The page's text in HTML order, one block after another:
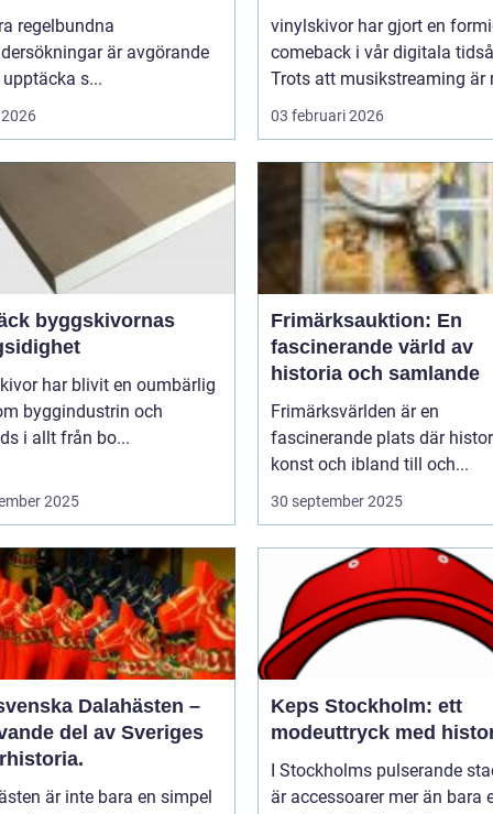
regelbundna
är avgörande
s...
vinylskivor har gjort en
comeback i vår digitala
Trots att musikstreaming är
03 februari 2026
byggskivornas
har blivit en oumbärlig
byggindustrin och
i allt från bo...
2025
Frimärksauktion: En
fascinerande värld av
historia och samlande
Frimärksvärlden är en
fascinerande plats där
konst och ibland till och...
30 september 2025
Dalahästen –
del av Sveriges
är inte bara en simpel
Keps Stockholm: ett
modeuttryck med
I Stockholms pulserande
är accessoarer mer än bara